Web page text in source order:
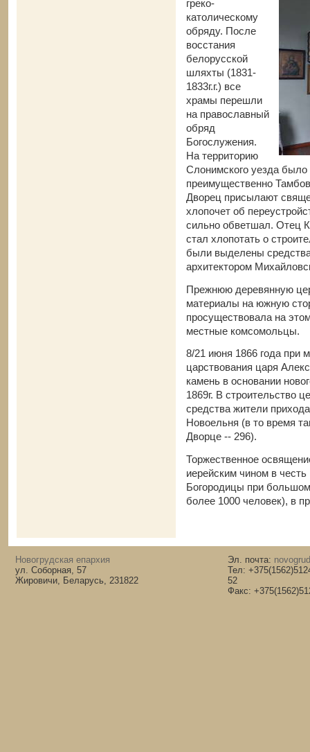
греко-
католическому
обряду. После
восстания
белорусской
шляхты (1831-
1833г.г.) все
храмы перешли
на православный
обряд
Богослужения.
На территорию
Слонимского уезда было
преимущественно
Дворец присылают
хлопочет об
сильно обветшал. Отец
стал хлопотать о
были выделены
архитектором
Прежнюю деревянную
материалы на южную
просуществовала на
местные комсомольцы.
8/21 июня 1866 года при
царствования царя
камень в основании
1869г. В строительство
средства жители
Новоельня (в то время
Дворце -- 296).
Торжественное
иерейским чином в
Богородицы при
более 1000 человек), в
Новогрудская епархия
ул. Соборная, 57
Жировичи, Беларусь, 231822
Эл. почта:
Тел:
52
Факс: